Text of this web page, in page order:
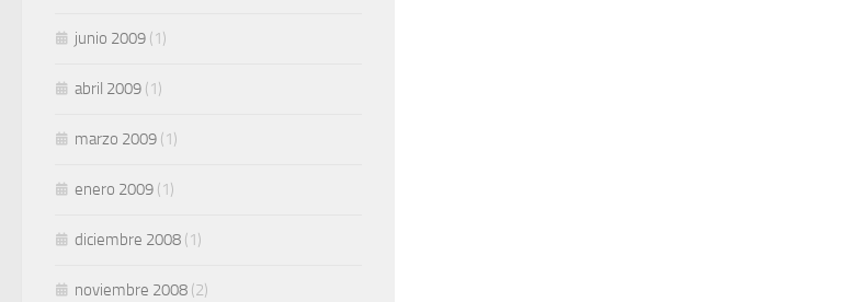
junio 2009 (1)
abril 2009 (1)
marzo 2009 (1)
enero 2009 (1)
diciembre 2008 (1)
noviembre 2008 (2)